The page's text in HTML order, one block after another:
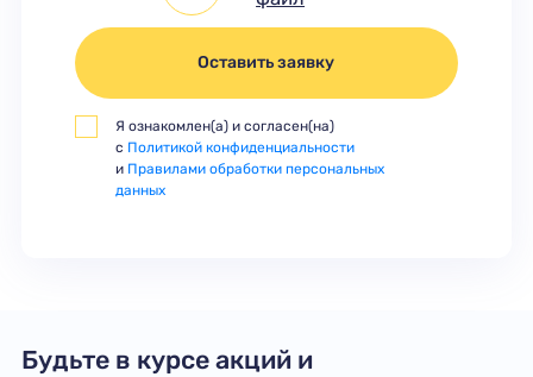
Оставить заявку
Я ознакомлен(а) и согласен(на)
с Политикой конфиденциальности
и Правилами обработки персональных
данных
Будьте в курсе акций и